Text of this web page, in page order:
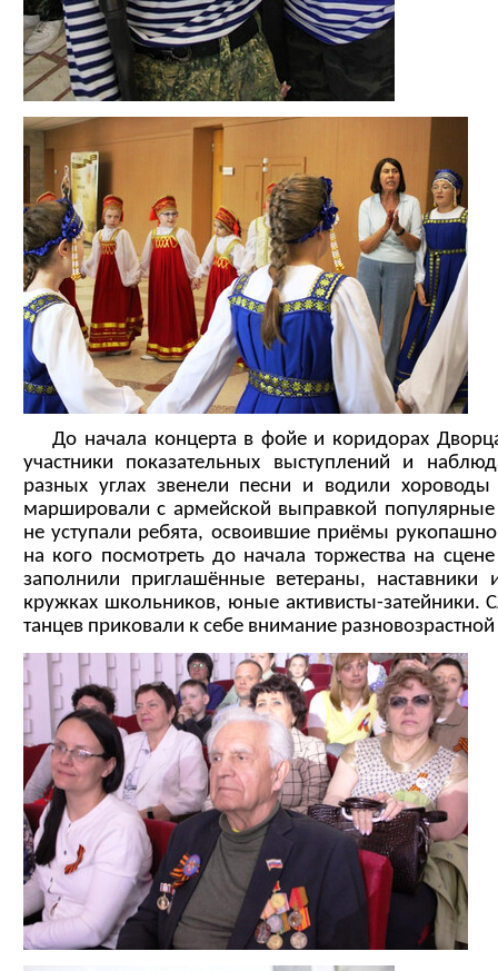
До начала концерта в фойе и коридорах
участники показательных выступлений и
разных углах звенели песни и водили хороводы
маршировали с армейской выправкой
не уступали ребята, освоившие приёмы
на кого посмотреть до начала торжества на
заполнили приглашённые ветераны,
кружках школьников, юные активисты-затейники.
танцев приковали к себе внимание